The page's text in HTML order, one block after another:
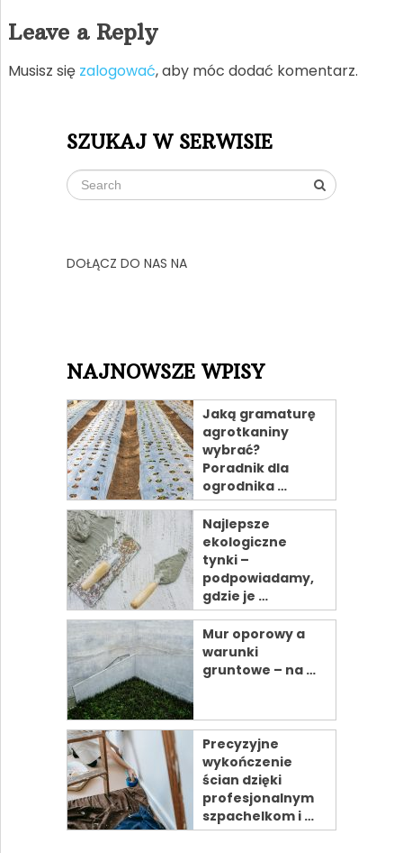
Leave a Reply
Musisz się zalogować, aby móc dodać komentarz.
SZUKAJ W SERWISIE
DOŁĄCZ DO NAS NA
NAJNOWSZE WPISY
Jaką gramaturę
agrotkaniny
wybrać?
Poradnik dla
ogrodnika …
Najlepsze
ekologiczne
tynki –
podpowiadamy,
gdzie je …
Mur oporowy a
warunki
gruntowe – na …
Precyzyjne
wykończenie
ścian dzięki
profesjonalnym
szpachelkom i …